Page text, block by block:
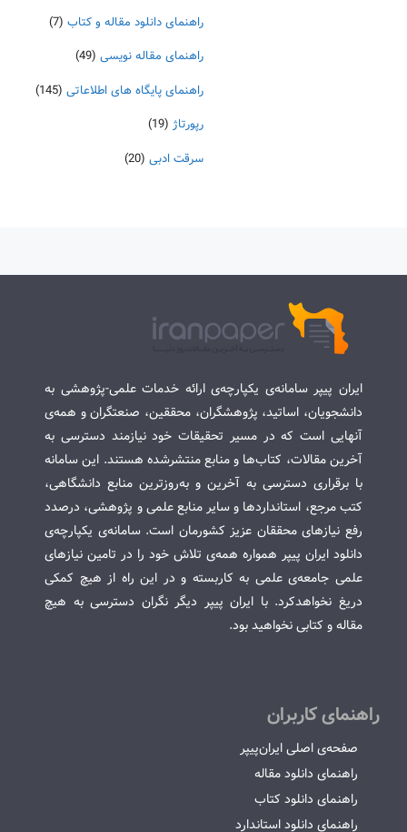
راهنمای دانلود مقاله و کتاب (7)
راهنمای مقاله نویسی (49)
راهنمای پایگاه های اطلاعاتی (145)
رپورتاژ (19)
سرقت ادبی (20)
ایران پیپر سامانه‌ی یکپارچه‌ی ارائه خدمات علمی-پژوهشی به
دانشجویان، اساتید، پژوهشگران، محققین، صنعتگران و همه‌ی
آنهایی است که در مسیر تحقیقات خود نیازمند دسترسی به
آخرین مقالات، کتاب‌ها و منابع منتشرشده هستند. این سامانه
با برقراری دسترسی به آخرین و به‌روزترین منابع دانشگاهی،
کتب مرجع، استانداردها و سایر منابع علمی و پژوهشی، درصدد
رفع نیازهای محققان عزیز کشورمان است. سامانه‌ی یکپارچه‌ی
دانلود ایران پیپر همواره همه‌ی تلاش خود را در تامین نیازهای
علمی جامعه‌ی علمی به کاربسته و در این راه از هیچ کمکی
دریغ نخواهدکرد. با ایران پیپر دیگر نگران دسترسی به هیچ
مقاله و کتابی نخواهید بود.
راهنمای کاربران
صفحه‌ی اصلی ایران‌پیپر
راهنمای دانلود مقاله
راهنمای دانلود کتاب
راهنمای دانلود استاندارد